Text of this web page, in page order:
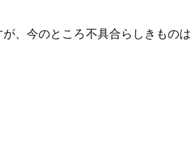
、今のところ不具合らしきものは